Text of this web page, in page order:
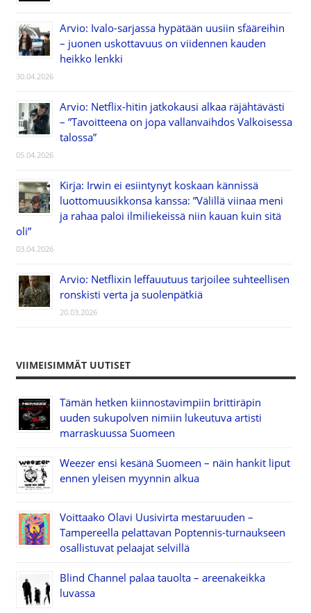
Arvio: Ivalo-sarjassa hypätään uusiin sfääreihin
– juonen uskottavuus on viidennen kauden
heikko lenkki
30.04.2026
Arvio: Netflix-hitin jatkokausi alkaa räjähtävästi
– ”Tavoitteena on jopa vallanvaihdos Valkoisessa
talossa”
05.04.2026
Kirja: Irwin ei esiintynyt koskaan kännissä
luottomuusikkonsa kanssa: ”Välillä viinaa meni
ja rahaa paloi ilmiliekeissä niin kauan kuin sitä
oli”
03.04.2026
Arvio: Netflixin leffauutuus tarjoilee suhteellisen
ronskisti verta ja suolenpätkiä
20.03.2026
VIIMEISIMMÄT UUTISET
Tämän hetken kiinnostavimpiin brittiräpin
uuden sukupolven nimiin lukeutuva artisti
marraskuussa Suomeen
Weezer ensi kesänä Suomeen – näin hankit liput
ennen yleisen myynnin alkua
Voittaako Olavi Uusivirta mestaruuden –
Tampereella pelattavan Poptennis-turnaukseen
osallistuvat pelaajat selvillä
Blind Channel palaa tauolta – areenakeikka
luvassa